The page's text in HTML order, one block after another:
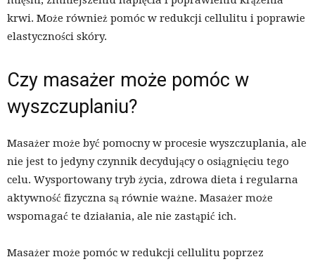
krwi. Może również pomóc w redukcji cellulitu i poprawie
elastyczności skóry.
Czy masażer może pomóc w
wyszczuplaniu?
Masażer może być pomocny w procesie wyszczuplania, ale
nie jest to jedyny czynnik decydujący o osiągnięciu tego
celu. Wysportowany tryb życia, zdrowa dieta i regularna
aktywność fizyczna są równie ważne. Masażer może
wspomagać te działania, ale nie zastąpić ich.
Masażer może pomóc w redukcji cellulitu poprzez